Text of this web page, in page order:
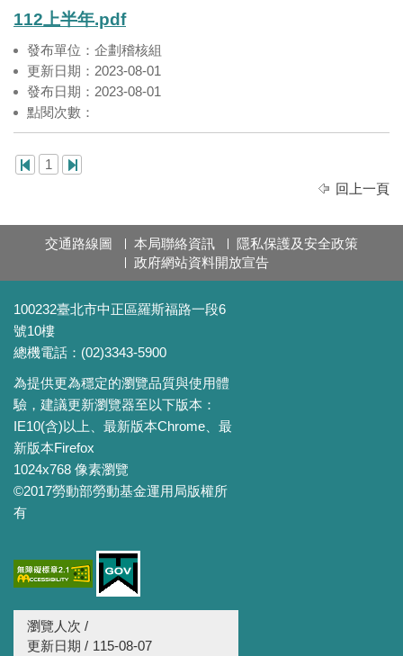
112上半年.pdf
發布單位：企劃稽核組
更新日期：2023-08-01
發布日期：2023-08-01
點閱次數：
1
回上一頁
交通路線圖 本局聯絡資訊
隱私保護及安全政策
政府網站資料開放宣告
100232臺北市中正區羅斯福路一段6
號10樓
總機電話：(02)3343-5900
為提供更為穩定的瀏覽品質與使用體
驗，建議更新瀏覽器至以下版本：
IE10(含)以上、最新版本Chrome、最
新版本Firefox
1024x768 像素瀏覽
©2017勞動部勞動基金運用局版權所
有
瀏覽人次 /
更新日期 / 115-08-07